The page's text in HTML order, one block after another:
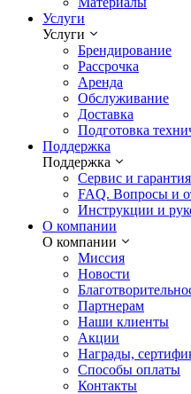
Услуги
Услуги
Брендирование
Рассрочка
Аренда
Обслуживание
Доставка
Подготовка
Поддержка
Поддержка
Сервис и гарантия
FAQ. Вопросы и
Инструкции и
О компании
О компании
Миссия
Новости
Партнерам
Наши клиенты
Акции
Награды,
Способы оплаты
Контакты